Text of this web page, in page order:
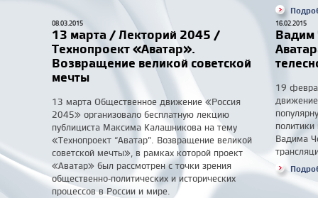
08.03.2015
13 марта / Лекторий 2045 /
Технопроект «Аватар».
Возвращение великой советской
мечты
13 марта Общественное движение «Россия
2045» организовало бесплатную лекцию
публициста Максима Калашникова на тему
«Технопроект “Аватар”. Возвращение великой
советской мечты», в рамках которой проект
«Аватар» был рассмотрен с точки зрения
общественно-политических и исторических
процессов в России и мире.
16.02.2015
Вадим
19
Вадима